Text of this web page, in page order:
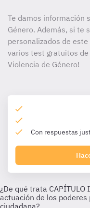
Te damos información
Género. Además, si te
personalizados de
varios test gratuitos
Violencia de Género!
Con respuestas